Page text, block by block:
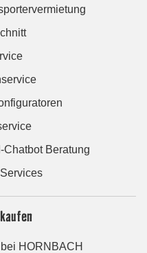
Chatbot Beratung
HORNBACH